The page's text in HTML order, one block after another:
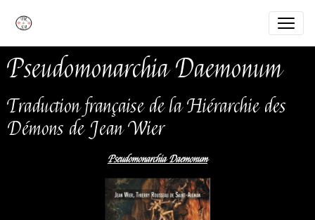
Pseudomonarchia Daemonum
Traduction française de la Hiérarchie des
Démons de Jean Wier
Pseudomonarchia Daemonum